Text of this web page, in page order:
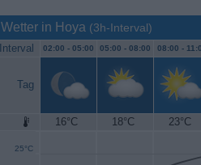
Wetter in Hoya (3h-Interval)
Interval 02:00 - 05:00 05:00 - 08:00 08:00 -
Tag
16°C 18°C 23°C
25°C
30°C